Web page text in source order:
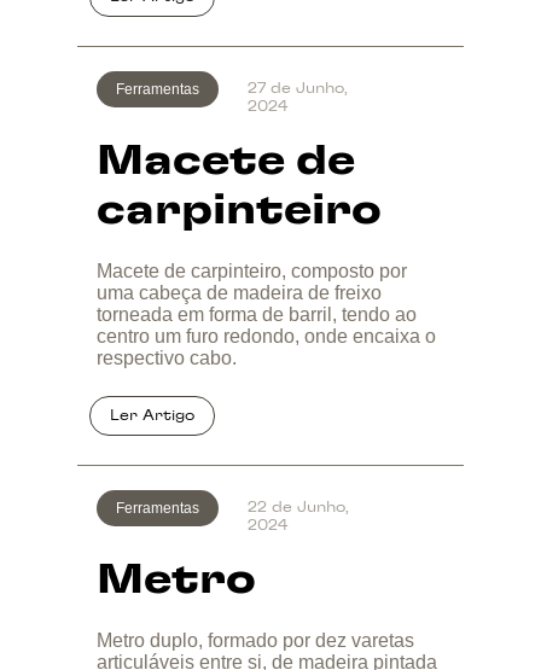
Ferramentas
Macete de
carpinteiro
27 de Junho,
2024
Macete de carpinteiro, composto por
uma cabeça de madeira de freixo
torneada em forma de barril, tendo ao
centro um furo redondo, onde encaixa o
respectivo cabo.
Ferramentas
Metro
22 de Junho,
2024
Metro duplo, formado por dez varetas
articuláveis entre si, de madeira pintada